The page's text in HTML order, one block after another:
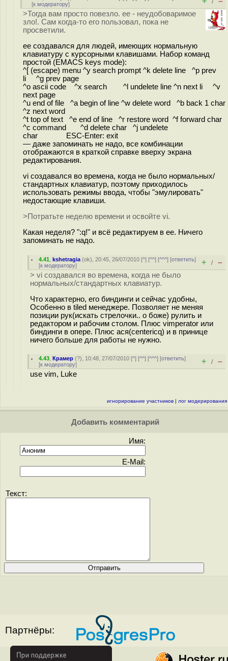
[к модератору] /
>Тогда вам просто повезло. ee - неудобоваримое
зло!. Сам когда-то его пользовал, пока не
просветили.
ee создавался для людей, имеющих нормальную
клавиатуру с курсорными клавишами. Набор команд
простой (EMACS keys mode):
^[ (escape) menu ^y search prompt ^k delete line ^p prev
li ^g prev page
^o ascii code ^x search ^l undelete line ^n next li ^v
next page
^u end of file ^a begin of line ^w delete word ^b back 1 char
^z next word
^t top of text ^e end of line ^r restore word ^f forward char
^c command ^d delete char ^j undelete
char ESC-Enter: exit
— даже запоминать не надо, все комбинации
отображаются в краткой справке вверху экрана
редактирования.
vi создавался во времена, когда не было нормальных/
стандартных клавиатур, поэтому приходилось
использовать режимы ввода, чтобы "эмулировать"
недостающие клавиши.
>Потратьте неделю времени и освойте vi.
Какая неделя? ":q!" и всё редактируем в ee. Ничего
запоминать не надо.
4.41 ,kshetragia (ok), 20:45, 26/07/2010 [^] [^^] [^^^] [ответить]
[к модератору] + / –
> vi создавался во времена, когда не было
нормальных/стандартных клавиатур.
Что характерно, его биндинги и сейчас удобны,
Особенно в tiled менеджере. Позволяет не меняя
позиции рук(искать стрелочки.. о боже) рулить и
редактором и рабочим столом. Плюс vimperator или
биндинги в опере. Плюс ася(centericq) и в принице
ничего больше для работы не нужно.
4.43 ,Крамер (?), 10:48, 27/07/2010 [^] [^^] [^^^] [ответить]
[к модератору] + / –
use vim, Luke
игнорирование участников | лог модерирования
Добавить комментарий
Имя:
E-Mail:
Текст:
Партнёры: